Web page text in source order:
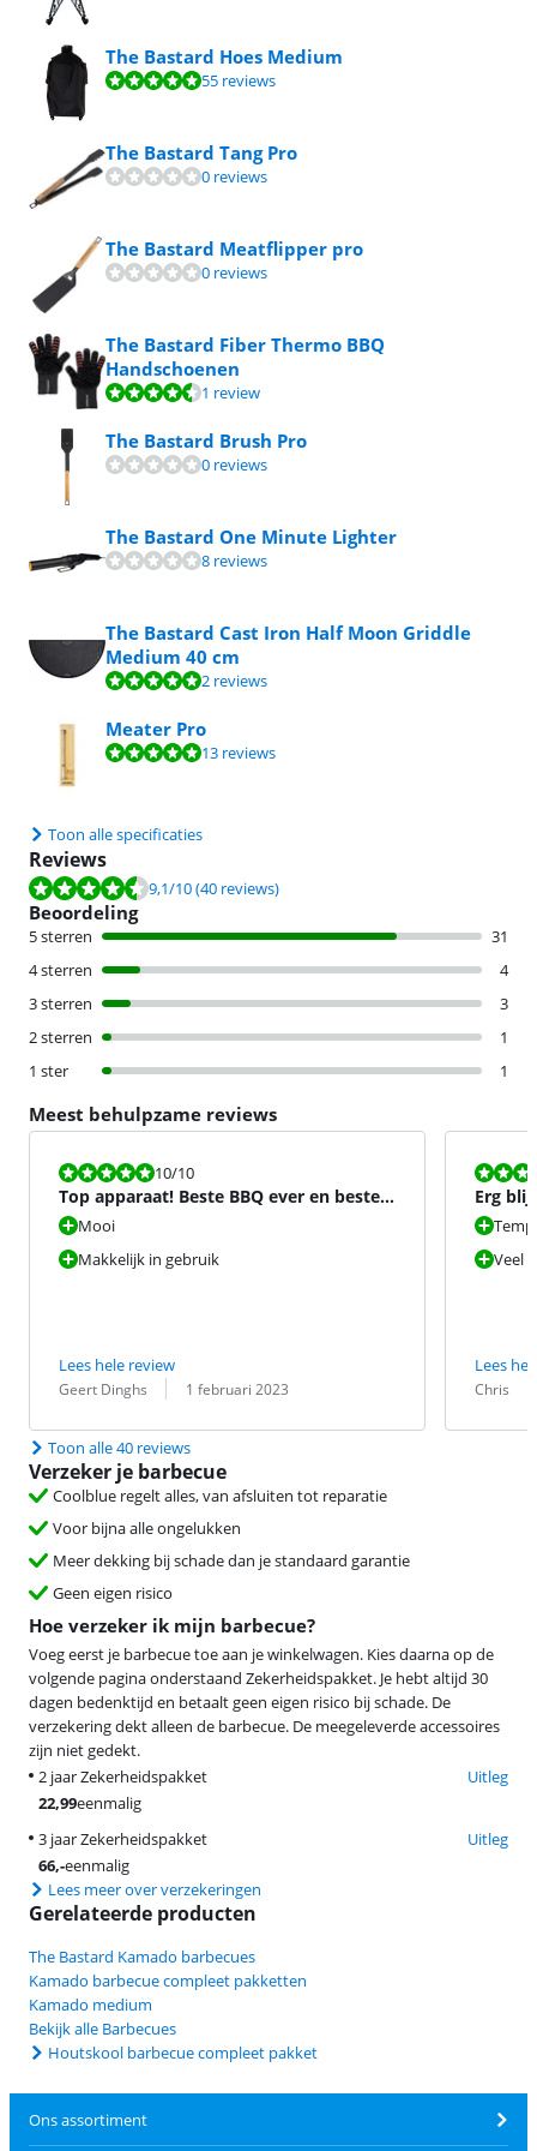
The Bastard Hoes Medium
Beoordeling is 9,6 van de 10, gebaseerd op 55 reviews.
55 reviews
The Bastard Tang Pro
0 reviews
The Bastard Meatflipper pro
0 reviews
The Bastard Fiber Thermo BBQ
Handschoenen
Beoordeling is 9,3 van de 10, gebaseerd op 1 review.
1 review
The Bastard Brush Pro
0 reviews
The Bastard One Minute Lighter
8 reviews
The Bastard Cast Iron Half Moon Griddle
Medium 40 cm
Beoordeling is 10 van de 10, gebaseerd op 2 reviews.
2 reviews
Meater Pro
Beoordeling is 9,7 van de 10, gebaseerd op 13 reviews.
13 reviews
Toon alle specificaties
Reviews
Beoordeling is 9,1 van de 10, gebaseerd op 40 reviews.
9,1/10(40 reviews)
Beoordeling
5 sterren
31
4 sterren
4
3 sterren
3
2 sterren
1
1 ster
1
Meest behulpzame reviews
Beoordeling is 10 van de 10.
10/10
Top apparaat! Beste BBQ ever en beste
oven ever!
Mooi
Makkelijk in gebruik
Lees hele review
Beoordeling door:
Geert Dinghs
Datum: 1 februari 2023
Erg blij
Veel
Lees
Chris
Datum:
Toon alle 40 reviews
Verzeker je barbecue
Coolblue regelt alles, van afsluiten tot reparatie
Voor bijna alle ongelukken
Meer dekking bij schade dan je standaard garantie
Geen eigen risico
Hoe verzeker ik mijn barbecue?
Voeg eerst je barbecue toe aan je winkelwagen. Kies daarna op de
volgende pagina onderstaand Zekerheidspakket. Je hebt altijd 30
dagen bedenktijd en betaalt geen eigen risico bij schade. De
verzekering dekt alleen de barbecue. De meegeleverde accessoires
zijn niet gedekt.
2 jaar Zekerheidspakket
Uitleg
22,99eenmalig
3 jaar Zekerheidspakket
Uitleg
66,-eenmalig
Lees meer over verzekeringen
Gerelateerde producten
The Bastard Kamado barbecues
Kamado barbecue compleet pakketten
Kamado medium
Bekijk alle Barbecues
Houtskool barbecue compleet pakket
Ons assortiment